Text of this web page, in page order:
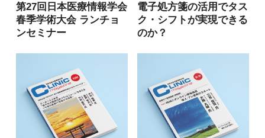
第27回日本医療情報学会
春季学術大会 ランチョ
ンセミナー
電子処方箋の活用でタス
ク・シフトが実現できる
のか？